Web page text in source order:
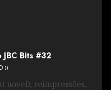
Bits #32
0
novel), reimpressões,